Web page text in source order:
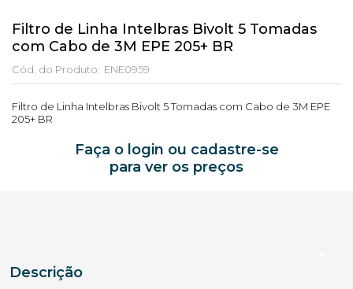
Filtro de Linha Intelbras Bivolt 5 Tomadas
com Cabo de 3M EPE 205+ BR
Cód. do Produto: ENE0959
Filtro de Linha Intelbras Bivolt 5 Tomadas com Cabo de 3M EPE
205+ BR
Faça o login ou cadastre-se
para ver os preços
Descrição